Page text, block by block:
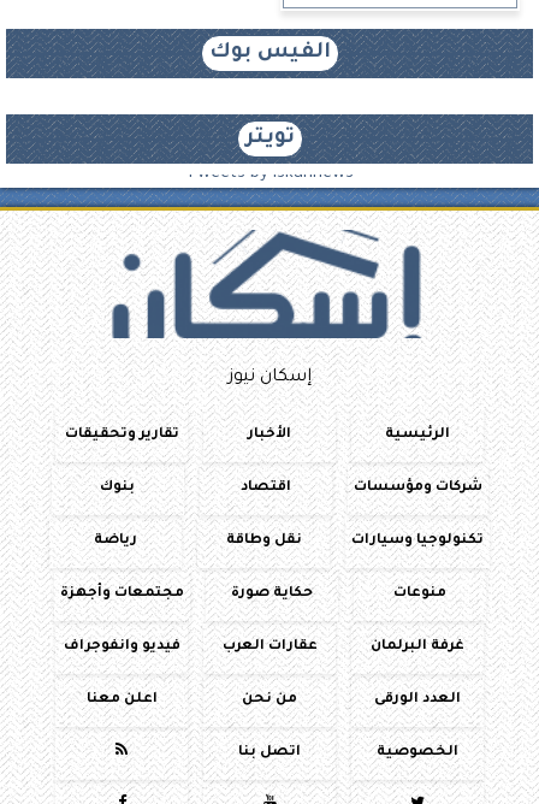
الفيس بوك
تويتر
Tweets by iskannews
إسكان نيوز
الرئيسية الأخبار تقارير وتحقيقات
شركات ومؤسسات اقتصاد بنوك
تكنولوجيا وسيارات نقل وطاقة رياضة
منوعات حكاية صورة مجتمعات وأجهزة
غرفة البرلمان عقارات العرب فيديو وانفوجراف
العدد الورقى من نحن اعلن معنا
الخصوصية اتصل بنا 